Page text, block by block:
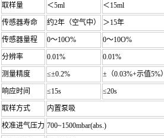
取样量 ＜5ml ＜15ml
传感器寿命 约2年（空气中） ＞15年
传感器量程 0～10O% 0～10O%
分辨率 0.01% 0.01%
测量精度 ≤±0.2% ±（0.03%+示值5%）
响应时间 ≤15s ≤20s
取样方式 内置泵吸
校准进气压力 700~1500mbar(abs.)